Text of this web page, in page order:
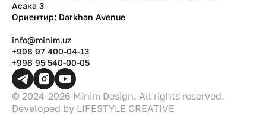
Асака 3
Ориентир: Darkhan Avenue
info@minim.uz
+998 97 400-04-13
+998 95 540-00-05
© 2024-2026 Minim Design. All rights reserved.
Developed by LIFESTYLE CREATIVE